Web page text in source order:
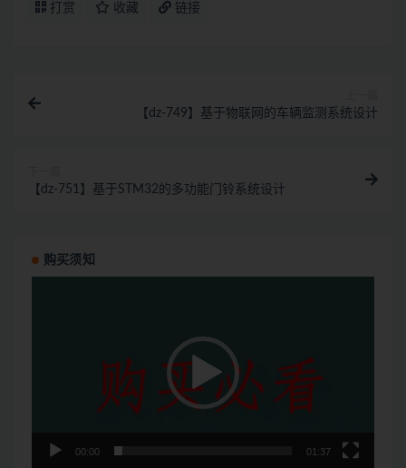
打赏 收藏 链接
【dz-749】基于物联网的车辆监测系统设计
【dz-751】基于STM32的多功能门铃系统设计
购买须知
00:00 01:37